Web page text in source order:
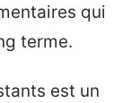
qui
terme.
est un